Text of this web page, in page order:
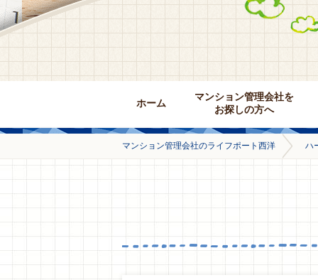
ホーム
マンション管理会社を
お探しの方へ
マンション管理会社のライフポート西洋 ハ